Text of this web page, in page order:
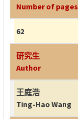
Number of pages
62
研究生
Author
王庭浩
Ting-Hao Wang